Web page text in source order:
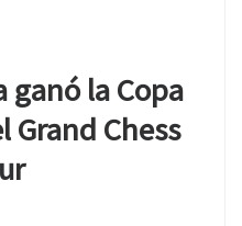
ganó la Copa
Grand Chess